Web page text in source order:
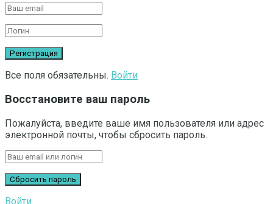
Все поля обязательны. Войти
Восстановите ваш пароль
Пожалуйста, введите ваше имя пользователя или адрес
электронной почты, чтобы сбросить пароль.
Войти